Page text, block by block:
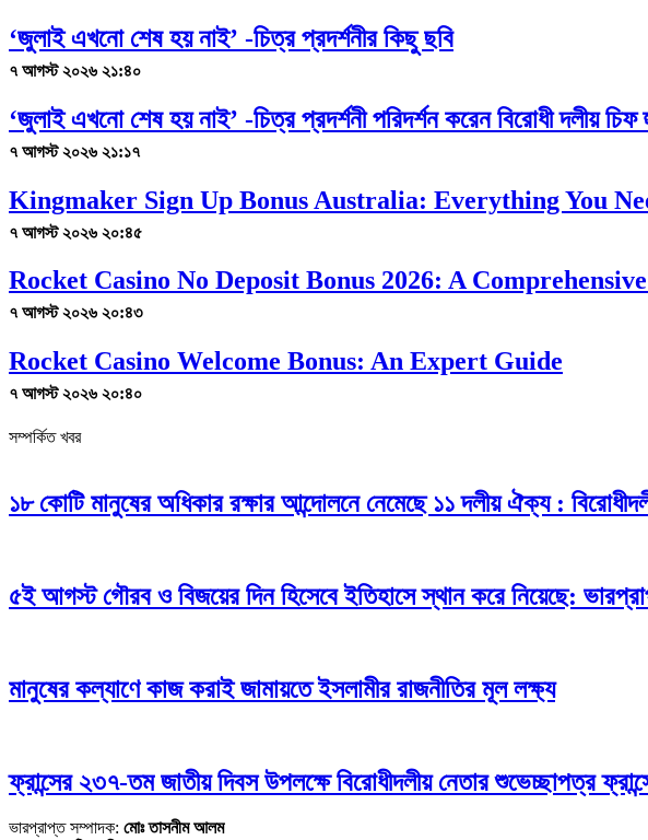
‘জুলাই এখনো শেষ হয় নাই’ -চিত্র প্রদর্শনীর কিছু ছবি
৭ আগস্ট ২০২৬ ২১:৪০
‘জুলাই এখনো শেষ হয় নাই’ -চিত্র প্রদর্শনী পরিদর্শন করেন বিরোধী দলীয়
৭ আগস্ট ২০২৬ ২১:১৭
Kingmaker Sign Up Bonus Australia: Everything You
৭ আগস্ট ২০২৬ ২০:৪৫
Rocket Casino No Deposit Bonus 2026: A
৭ আগস্ট ২০২৬ ২০:৪৩
Rocket Casino Welcome Bonus: An Expert Guide
৭ আগস্ট ২০২৬ ২০:৪০
সম্পর্কিত খবর
১৮ কোটি মানুষের অধিকার রক্ষার আন্দোলনে নেমেছে ১১ দলীয় ঐক্য :
৫ই আগস্ট গৌরব ও বিজয়ের দিন হিসেবে ইতিহাসে স্থান করে নিয়েছে:
মানুষের কল্যাণে কাজ করাই জামায়তে ইসলামীর রাজনীতির মূল লক্ষ্য
ফ্রান্সের ২৩৭-তম জাতীয় দিবস উপলক্ষে বিরোধীদলীয় নেতার শুভেচ্ছাপত্র
ভারপ্রাপ্ত সম্পাদক: মোঃ তাসনীম আলম